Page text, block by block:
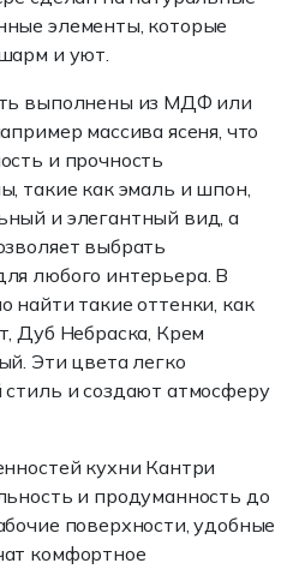
элементы, которые
и уют.
выполнены из МДФ или
массива ясеня, что
и прочность
такие как эмаль и шпон,
и элегантный вид, а
выбрать
любого интерьера. В
найти такие оттенки, как
Дуб Небраска, Крем
Эти цвета легко
и создают атмосферу
кухни Кантри
и продуманность до
поверхности, удобные
комфортное